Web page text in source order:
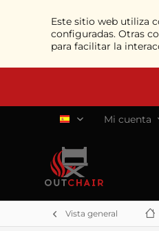
Este sitio web utiliza
configuradas. Otras
para facilitar la
Mi cuenta
Vista general